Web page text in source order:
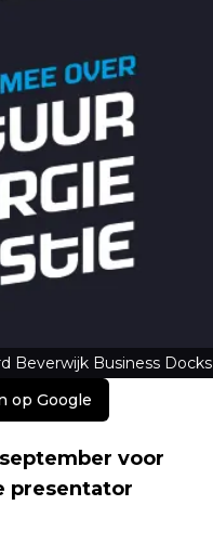
Beverwijk Business Docks
op Google
voor
presentator